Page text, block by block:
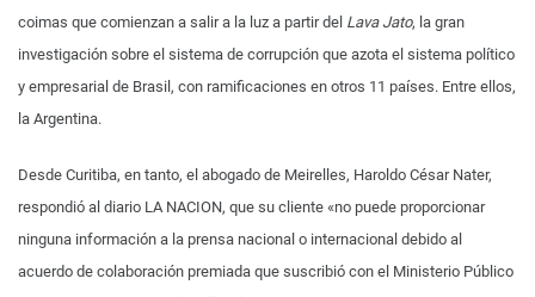
coimas que comienzan a salir a la luz a partir del Lava Jato, la gran
investigación sobre el sistema de corrupción que azota el sistema político
y empresarial de Brasil, con ramificaciones en otros 11 países. Entre ellos,
la Argentina.
Desde Curitiba, en tanto, el abogado de Meirelles, Haroldo César Nater,
respondió al diario LA NACION, que su cliente «no puede proporcionar
ninguna información a la prensa nacional o internacional debido al
acuerdo de colaboración premiada que suscribió con el Ministerio Público